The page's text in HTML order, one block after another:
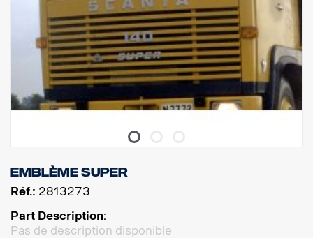
Emblème Super
Réf.: 2813273
Part Description:
Pas de description disponible